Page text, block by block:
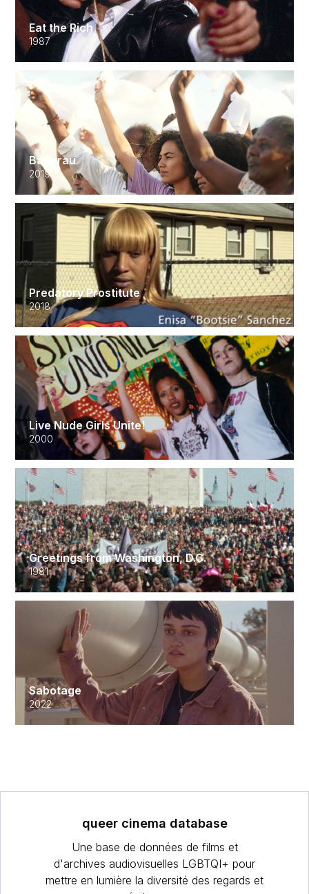
Eat the Rich
1987
Bacurau
2019
Predatory Prostitute
2018
Live Nude Girls Unite!
2000
Greetings from Washington, D.C.
1981
Sabotage
2022
queer cinema database
Une base de données de films et
d'archives audiovisuelles LGBTQI+ pour
mettre en lumière la diversité des regards et